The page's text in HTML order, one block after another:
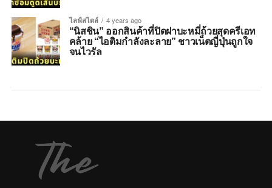
ไลฟ์สไตล์ 4 years ago
“นิสชิน” ออกสินค้าที่ปิดฝาบะหมี่ถ้วยสุดครีเอท
คล้าย “ไอติมกำลังละลาย” ชาวเน็ตญี่ปุ่นถูกใจ
จนไวรัล